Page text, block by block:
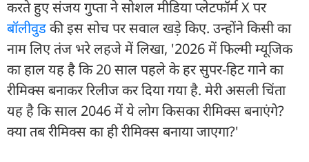
करते हुए संजय गुप्ता ने सोशल मीडिया प्लेटफॉर्म X पर
बॉलीवुडकी इस सोच पर सवाल खड़े किए. उन्होंने किसी का
नाम लिए तंज भरे लहजे में लिखा, '2026 में फिल्मी म्यूजिक
का हाल यह है कि 20 साल पहले के हर सुपर-हिट गाने का
रीमिक्स बनाकर रिलीज कर दिया गया है. मेरी असली चिंता
यह है कि साल 2046 में ये लोग किसका रीमिक्स बनाएंगे?
क्या तब रीमिक्स का ही रीमिक्स बनाया जाएगा?'